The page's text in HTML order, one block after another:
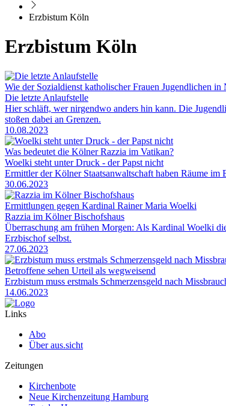
Erzbistum Köln
Erzbistum Köln
Wie der Sozialdienst katholischer Frauen Jugendlichen
Die letzte Anlaufstelle
Hier schläft, wer nirgendwo anders hin kann. Die
stoßen dabei an Grenzen.
10.08.2023
Was bedeutet die Kölner Razzia im Vatikan?
Woelki steht unter Druck - der Papst nicht
Ermittler der Kölner Staatsanwaltschaft haben Räume
30.06.2023
Ermittlungen gegen Kardinal Rainer Maria Woelki
Razzia im Kölner Bischofshaus
Überraschung am frühen Morgen: Als Kardinal Woelki
Erzbischof selbst.
27.06.2023
Betroffene sehen Urteil als wegweisend
Erzbistum muss erstmals Schmerzensgeld nach
14.06.2023
Links
Abo
Über aus.sicht
Zeitungen
Kirchenbote
Neue Kirchenzeitung Hamburg